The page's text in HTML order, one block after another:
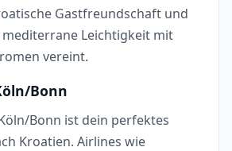
Gastfreundschaft und
mediterrane Leichtigkeit mit
vereint.
Bonn
Bonn ist dein perfektes
Kroatien. Airlines wie